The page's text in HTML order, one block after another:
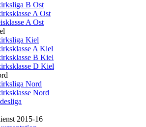
B Ost
A Ost
A Ost
Kiel
A Kiel
B Kiel
D Kiel
Nord
Nord
2015-16